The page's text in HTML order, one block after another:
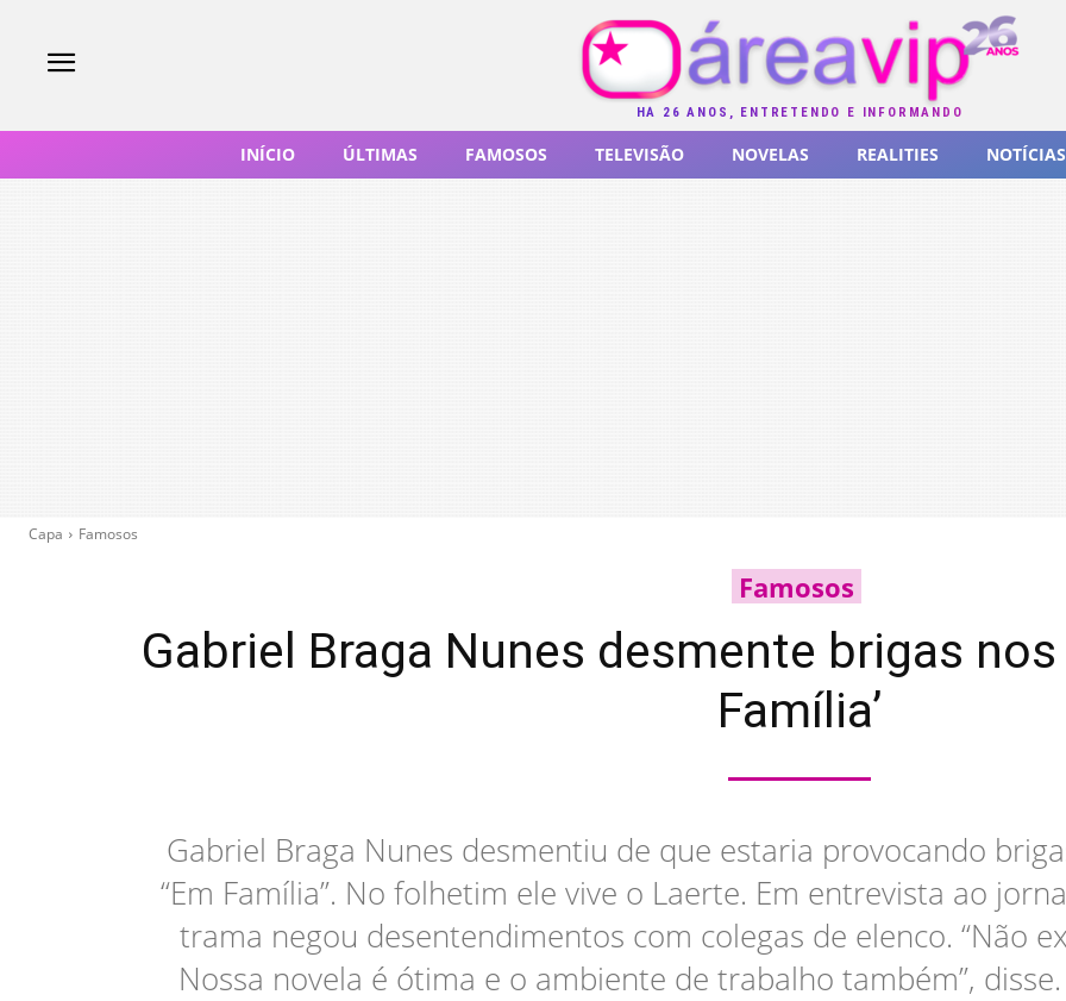
HÁ 26 ANOS, ENTRETENDO E INFORMANDO
INÍCIO ÚLTIMAS FAMOSOS TELEVISÃO NOVELAS REALITIES NOTÍCIAS
Capa Famosos
Famosos
Gabriel Braga Nunes desmente brigas nos
Família’
Gabriel Braga Nunes desmentiu de que estaria provocando
“Em Família”. No folhetim ele vive o Laerte. Em entrevista ao
trama negou desentendimentos com colegas de elenco. “Não
Nossa novela é ótima e o ambiente de trabalho também”,